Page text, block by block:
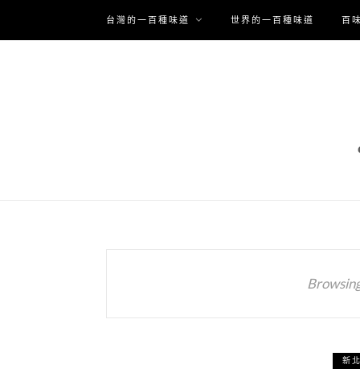
台灣的一百種味道 世界的一百種味道 百
新